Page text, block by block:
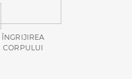
ÎNGRIJIREA
CORPULUI